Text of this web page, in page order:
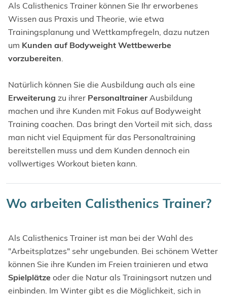
Als Calisthenics Trainer können Sie Ihr erworbenes
Wissen aus Praxis und Theorie, wie etwa
Trainingsplanung und Wettkampfregeln, dazu nutzen
um Kunden auf Bodyweight Wettbewerbe
vorzubereiten.
Natürlich können Sie die Ausbildung auch als eine
Erweiterung zu ihrer PersonaltrainerAusbildung
machen und ihre Kunden mit Fokus auf Bodyweight
Training coachen. Das bringt den Vorteil mit sich, dass
man nicht viel Equipment für das Personaltraining
bereitstellen muss und dem Kunden dennoch ein
vollwertiges Workout bieten kann.
Wo arbeiten Calisthenics Trainer?
Als Calisthenics Trainer ist man bei der Wahl des
"Arbeitsplatzes" sehr ungebunden. Bei schönem Wetter
können Sie ihre Kunden im Freien trainieren und etwa
Spielplätze oder die Natur als Trainingsort nutzen und
einbinden. Im Winter gibt es die Möglichkeit, sich in